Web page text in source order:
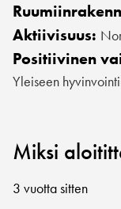
Aktiivisuus:
Positiivinen
Yleiseen
Miksi
3 vuotta sitten